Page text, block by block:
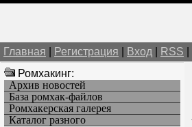
Главная Регистрация Вход RSS
Ромхакинг:
Архив новостей
База ромхак-файлов
Ромхакерская галерея
Каталог разного